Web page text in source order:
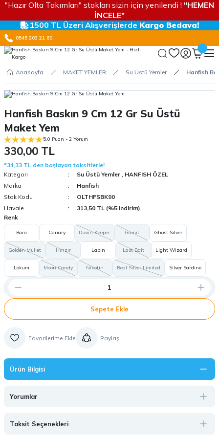
"Hazır Olta Takımları" stokları sizin için yenilendi ! "HEMEN
İNCELE"
1500 TL Üzeri Alışverişlerde Kargo Bedava!
0545 203 21 60
Anasayfa MAKET YEMLER Su Üstü Yemler Hanfish
Hanfish Baskın 9 Cm 12 Gr Su Üstü
Maket Yem
5.0 Puan - 2 Yorum
330,00 TL
*34,33 TL den başlayan taksitlerle!
Kategori
Su Üstü Yemler , HANFISH ÖZEL
Marka
Hanfish
Stok Kodu
OLTHFSBK90
Havale
313,50 TL (%5 indirim)
Renk
Bora Canary Down Keeper Gamit Ghost Silver
Golden Mullet Hınzır Lapin Last Bait Light Wizard
Lokum Moon Candy Nikotin Real Silver Limited Silver Sardine
Sepete Ekle
Paylaş
Ürün Bilgisi
Yorumlar
Taksit Seçenekleri